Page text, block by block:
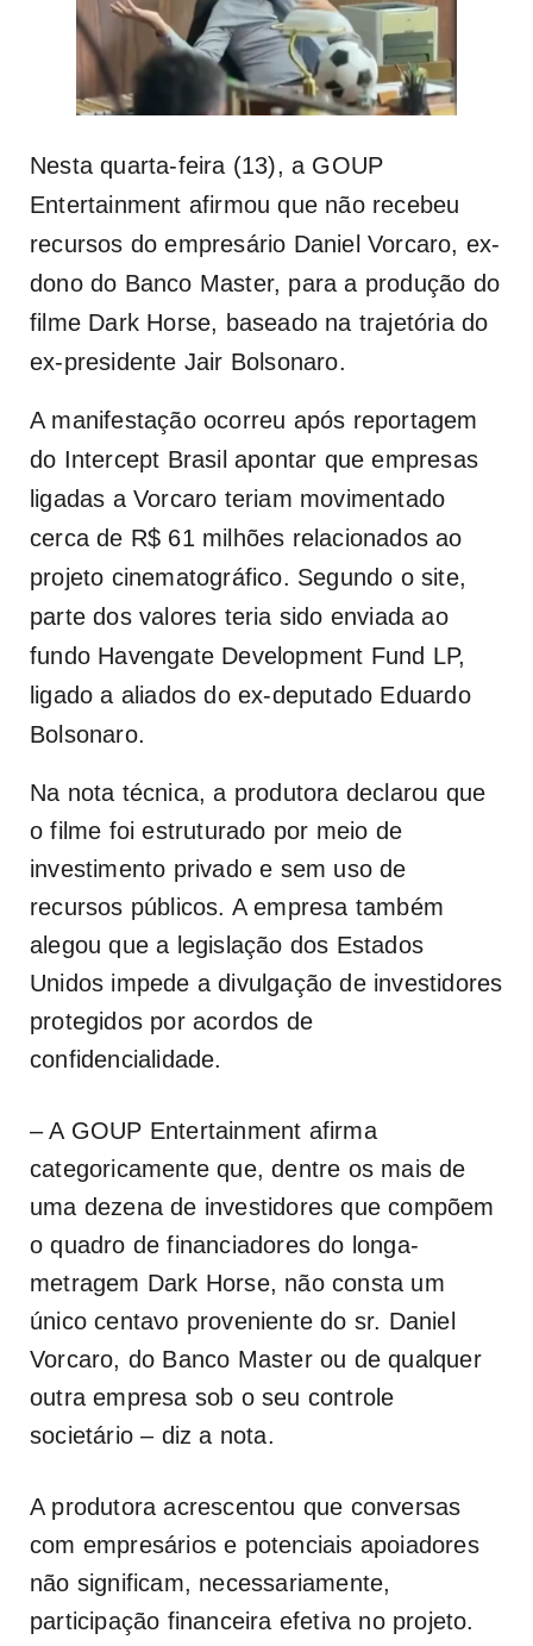
Nesta quarta-feira (13), a GOUP
Entertainment afirmou que não recebeu
recursos do empresário Daniel Vorcaro, ex-
dono do Banco Master, para a produção do
filme Dark Horse, baseado na trajetória do
ex-presidente Jair Bolsonaro.
A manifestação ocorreu após reportagem
do Intercept Brasil apontar que empresas
ligadas a Vorcaro teriam movimentado
cerca de R$ 61 milhões relacionados ao
projeto cinematográfico. Segundo o site,
parte dos valores teria sido enviada ao
fundo Havengate Development Fund LP,
ligado a aliados do ex-deputado Eduardo
Bolsonaro.
Na nota técnica, a produtora declarou que
o filme foi estruturado por meio de
investimento privado e sem uso de
recursos públicos. A empresa também
alegou que a legislação dos Estados
Unidos impede a divulgação de investidores
protegidos por acordos de
confidencialidade.
– A GOUP Entertainment afirma
categoricamente que, dentre os mais de
uma dezena de investidores que compõem
o quadro de financiadores do longa-
metragem Dark Horse, não consta um
único centavo proveniente do sr. Daniel
Vorcaro, do Banco Master ou de qualquer
outra empresa sob o seu controle
societário – diz a nota.
A produtora acrescentou que conversas
com empresários e potenciais apoiadores
não significam, necessariamente,
participação financeira efetiva no projeto.